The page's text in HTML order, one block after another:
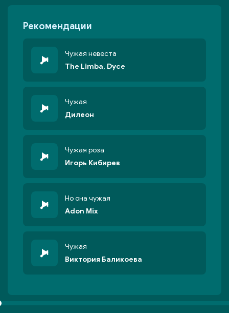
Рекомендации
Чужая невеста
The Limba, Dyce
Чужая
Дилеон
Чужая роза
Игорь Кибирев
Но она чужая
Adon Mix
Чужая
Виктория Баликоева